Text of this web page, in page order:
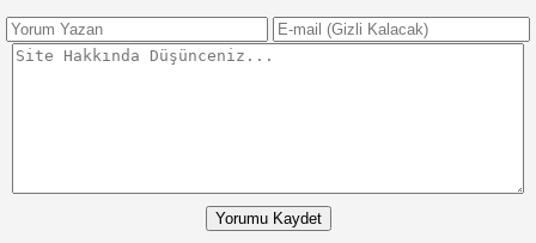
Yorumu Kaydet